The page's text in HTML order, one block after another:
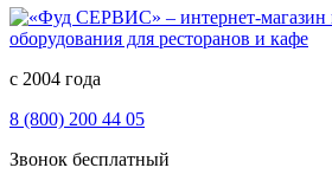
с 2004 года
8 (800) 200 44 05
Звонок бесплатный